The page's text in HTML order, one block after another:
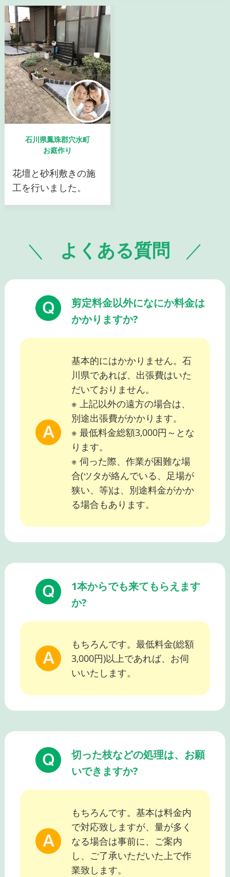
石川県鳳珠郡穴水町
お庭作り
花壇と砂利敷きの施
工を行いました。
よくある質問
剪定料金以外になにか料金は
かかりますか?
基本的にはかかりません。石
川県であれば、出張費はいた
だいておりません。
※ 上記以外の遠方の場合は、
別途出張費がかかります。
※ 最低料金総額3,000円～とな
ります。
※ 伺った際、作業が困難な場
合(ツタが絡んでいる、足場が
狭い、等)は、別途料金がかか
る場合もあります。
1本からでも来てもらえます
か?
もちろんです。最低料金(総額
3,000円)以上であれば、お伺
いいたします。
切った枝などの処理は、お願
いできますか?
もちろんです。基本は料金内
で対応致しますが、量が多く
なる場合は事前に、ご案内
し、ご了承いただいた上で作
業致します。